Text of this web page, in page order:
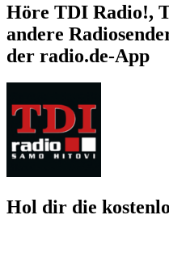
Höre TDI Radio!,
andere
der radio.de-App
Hol dir die